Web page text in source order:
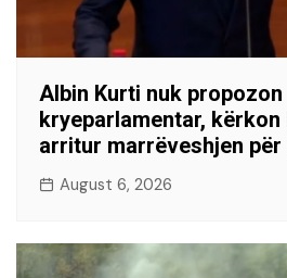
Albin Kurti nuk propozon
kryeparlamentar,
arritur marrëveshjen
August 6, 2026